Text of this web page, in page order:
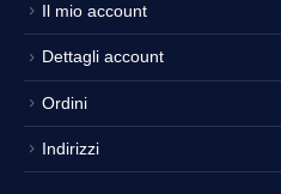
Il mio account
Dettagli account
Ordini
Indirizzi